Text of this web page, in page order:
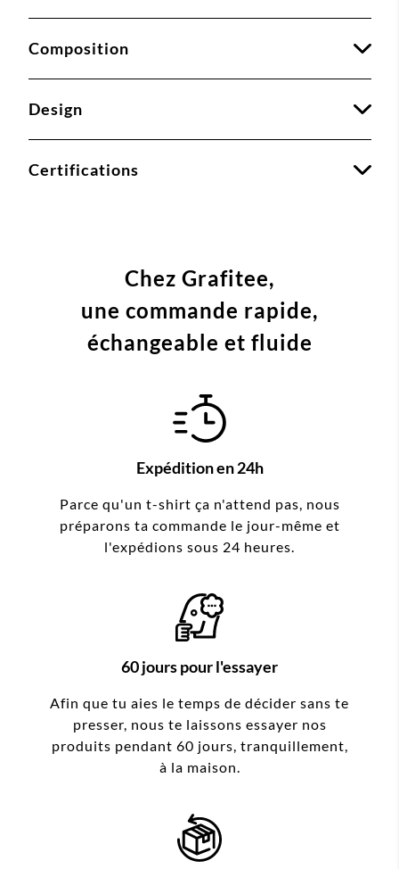
Composition
Design
Certifications
Chez Grafitee,
une commande rapide,
échangeable et fluide
Expédition en 24h
Parce qu'un t-shirt ça n'attend pas, nous
préparons ta commande le jour-même et
l'expédions sous 24 heures.
60 jours pour l'essayer
Afin que tu aies le temps de décider sans te
presser, nous te laissons essayer nos
produits pendant 60 jours, tranquillement,
à la maison.